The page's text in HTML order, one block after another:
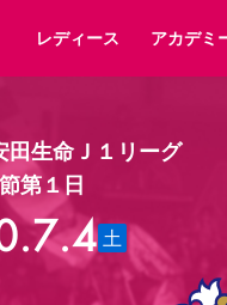
ー
サービス
応援商店街
ラブ メディア
レディース アカデミ
田生命Ｊ１リーグ
第１日
土